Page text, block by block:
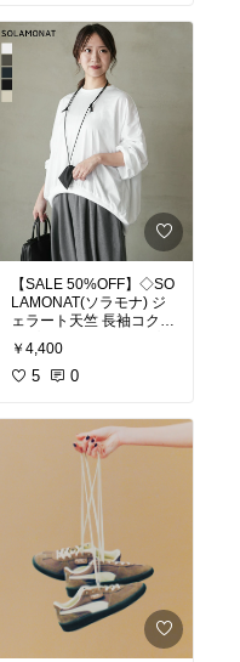
【SALE 50%OFF】◇SO
LAMONAT(ソラモナ) ジ
ェラート天竺 長袖コクー
ンプルオーバー トップス
Tシャツ カットソー【日
本製】 [SMA-JT-LGCOC]
￥4,400
5 0